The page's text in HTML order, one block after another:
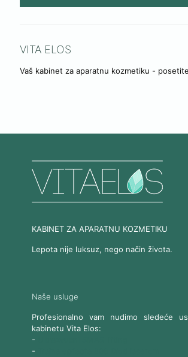
VITA ELOS
Vaš kabinet za aparatnu kozmetiku -
KABINET ZA APARATNU KOZMETIKU
Lepota nije luksuz, nego način života.
Naše usluge
Profesionalno vam nudimo sledeće
kabinetu Vita Elos:
-
-